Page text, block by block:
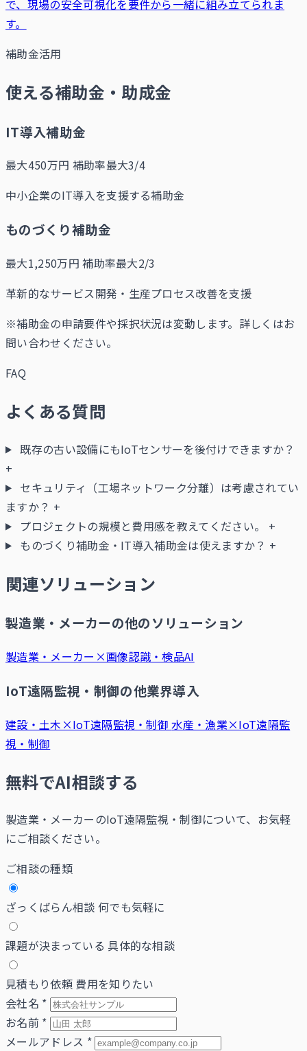
で、現場の安全可視化を要件から一緒に組み立てられま
す。
補助金活用
使える補助金・助成金
IT導入補助金
最大450万円 補助率最大3/4
中小企業のIT導入を支援する補助金
ものづくり補助金
最大1,250万円 補助率最大2/3
革新的なサービス開発・生産プロセス改善を支援
※補助金の申請要件や採択状況は変動します。詳しくはお
問い合わせください。
FAQ
よくある質問
既存の古い設備にもIoTセンサーを後付けできますか？
+
セキュリティ（工場ネットワーク分離）は考慮されてい
ますか？ +
プロジェクトの規模と費用感を教えてください。
+
ものづくり補助金・IT導入補助金は使えますか？ +
関連ソリューション
製造業・メーカーの他のソリューション
製造業・メーカー×画像認識・検品AI
IoT遠隔監視・制御の他業界導入
建設・土木×IoT遠隔監視・制御水産・漁業×IoT遠隔監
視・制御
無料でAI相談する
製造業・メーカーのIoT遠隔監視・制御について、お気軽
にご相談ください。
ご相談の種類
ざっくばらん相談 何でも気軽に
課題が決まっている 具体的な相談
見積もり依頼 費用を知りたい
会社名 *
お名前 *
メールアドレス *